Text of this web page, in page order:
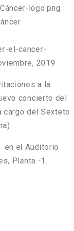
logo.png
el-cancer-
2019
a la
concierto del
cargo delSexteto
en el Auditorio
Planta -1.